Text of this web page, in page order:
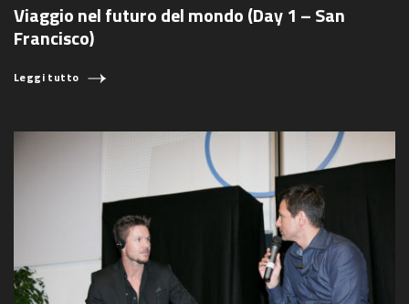
Viaggio nel futuro del mondo (Day 1 – San
Francisco)
Leggi tutto